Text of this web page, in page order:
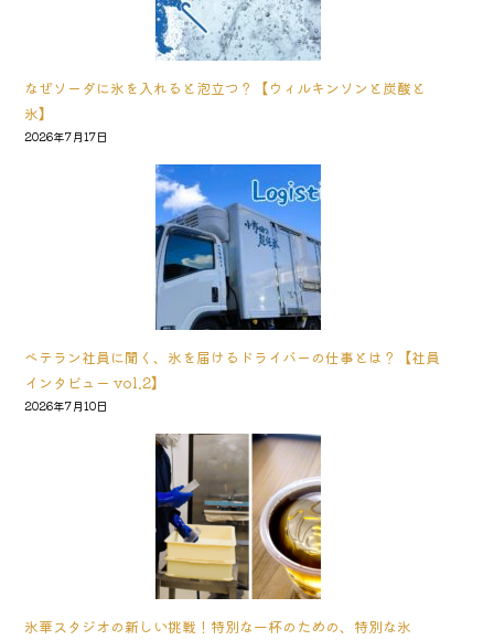
なぜソーダに氷を入れると泡立つ？【ウィルキンソンと炭酸と
氷】
2026年7月17日
ベテラン社員に聞く、氷を届けるドライバーの仕事とは？【社員
インタビュー vol.2】
2026年7月10日
氷華スタジオの新しい挑戦！特別な一杯のための、特別な氷